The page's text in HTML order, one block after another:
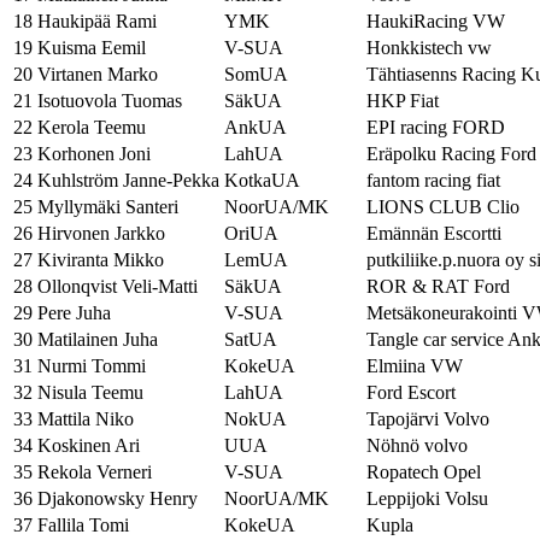
18 Haukipää Rami YMK
HaukiRacing VW
19 Kuisma Eemil V-SUA
Honkkistech vw
20 Virtanen Marko SomUA
Tähtiasenns Racing
21 Isotuovola Tuomas SäkUA
HKP Fiat
22 Kerola Teemu AnkUA
EPI racing FORD
23 Korhonen Joni LahUA
Eräpolku Racing Ford
24 Kuhlström Janne-Pekka KotkaUA
fantom racing fiat
25 Myllymäki Santeri NoorUA/MK
LIONS CLUB Clio
26 Hirvonen Jarkko OriUA
Emännän Escortti
27 Kiviranta Mikko LemUA
putkiliike.p.nuora oy
28 Ollonqvist Veli-Matti SäkUA
ROR & RAT Ford
29 Pere Juha V-SUA
Metsäkoneurakointi
30 Matilainen Juha SatUA
Tangle car service
31 Nurmi Tommi KokeUA
Elmiina VW
32 Nisula Teemu LahUA
Ford Escort
33 Mattila Niko NokUA
Tapojärvi Volvo
34 Koskinen Ari UUA
Nöhnö volvo
35 Rekola Verneri V-SUA
Ropatech Opel
36 Djakonowsky Henry NoorUA/MK
Leppijoki Volsu
37 Fallila Tomi KokeUA
Kupla